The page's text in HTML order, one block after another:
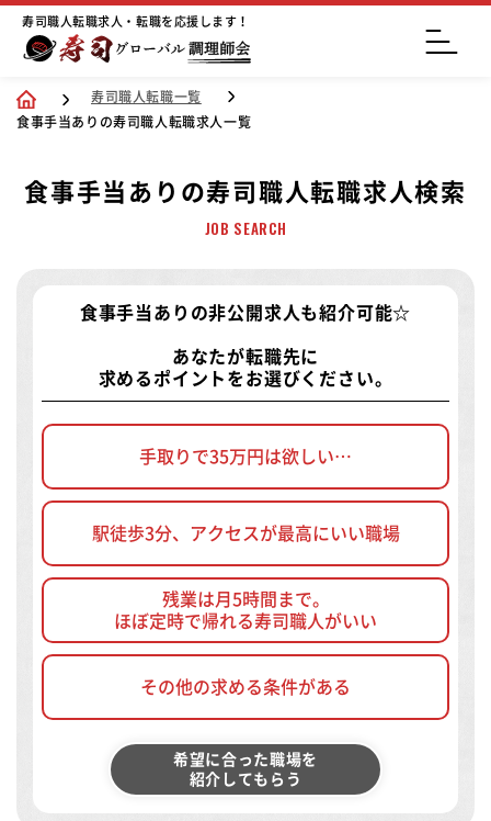
寿司職人転職求人・転職を応援します！
寿司職人転職一覧
食事手当ありの寿司職人転職求人一覧
食事手当ありの寿司職人転職求人検索
JOB SEARCH
食事手当ありの非公開求人 も紹介可能☆
あなたが転職先に
求めるポイントをお選びください。
手取りで35万円は欲しい…
駅徒歩3分、アクセスが最高にいい職場
残業は月5時間まで。
ほぼ定時で帰れる寿司職人がいい
その他の求める条件がある
希望に合った職場を
紹介してもらう